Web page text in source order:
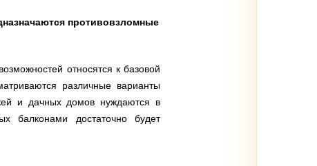
противовзломные
относятся к базовой
различные варианты
и дачных домов нуждаются в
балконами достаточно будет